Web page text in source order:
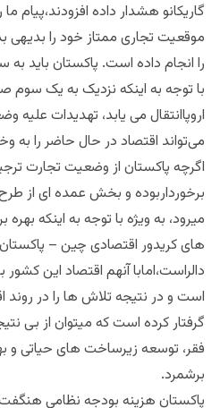
گاریکانو هشدار داده افزودند،پیام
موقعیت تجاری ممتاز خود را بدیهی
را انجام داده است. پاکستان باید
با توجه به اینکه نزدیک به یک سوم
اروپاانتقال می یابد، تهدیدات
می‌تواند اقتصاد در حال حاضر را به
اگرچه پاکستان از وضعیت تجارت
برخورداربوده و بخش عمده ای از
میرود، به ویژه با توجه به اینکه بهره
دالراست،امابا آنهم اقتصاد این
است و در نتیجه تلاش ها را در روند
گرفتار کرده است که میتوان از بی
فقر، توسعه زیرساخت های حیاتی و
برشمرد.
پاکستان هزینه بودجه نظامی